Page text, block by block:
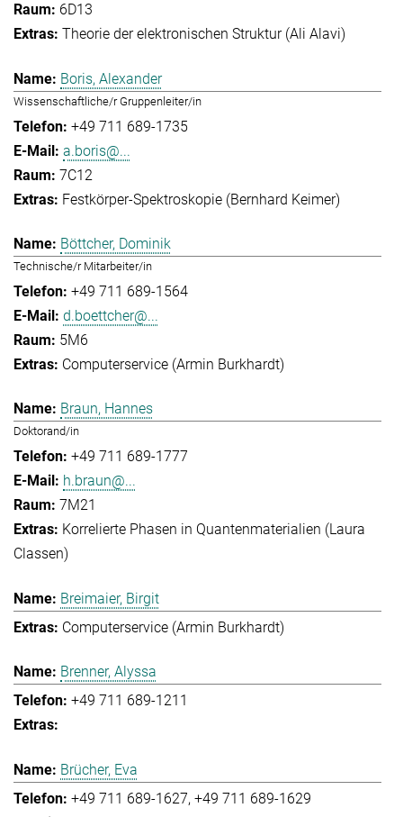
6D13
Theorie der elektronischen Struktur (Ali Alavi)
Boris, Alexander
Wissenschaftliche/r Gruppenleiter/in
+49 711 689-1735
a.boris@...
7C12
Festkörper-Spektroskopie (Bernhard Keimer)
Böttcher, Dominik
Technische/r Mitarbeiter/in
+49 711 689-1564
d.boettcher@...
5M6
Computerservice (Armin Burkhardt)
Braun, Hannes
Doktorand/in
+49 711 689-1777
h.braun@...
7M21
Korrelierte Phasen in Quantenmaterialien (Laura
Classen)
Breimaier, Birgit
Computerservice (Armin Burkhardt)
Brenner, Alyssa
+49 711 689-1211
Brücher, Eva
+49 711 689-1627 +49 711 689-1629